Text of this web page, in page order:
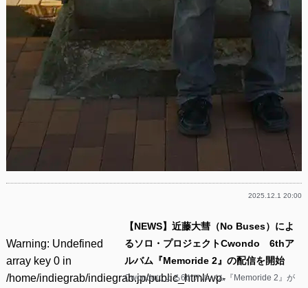
2025.12.1 20:00
Warning: Undefined
array key 0 in
/home/indiegrab/indiegrab.jp/public_html/wp-
【NEWS】近藤大彗（No Buses）によ
るソロ・プロジェクトCwondo 6thア
ルバム『Memoride 2』の配信を開始
Cwondoによる6thアルバム『Memoride 2』が